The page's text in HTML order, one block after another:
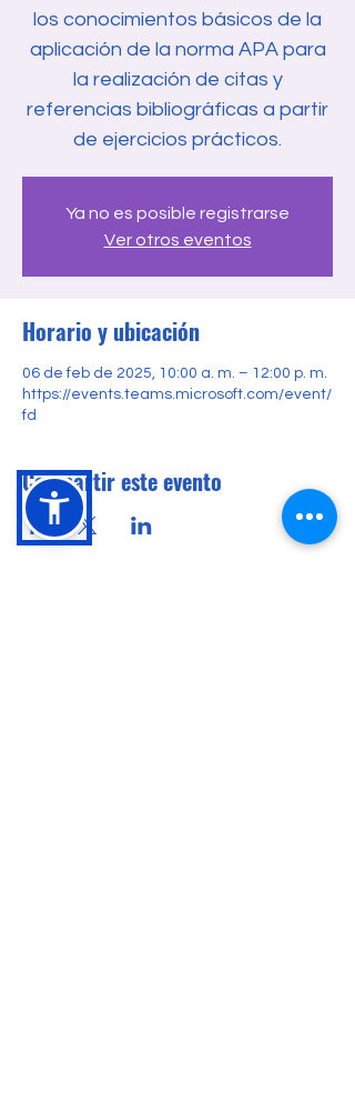
los conocimientos básicos de la
aplicación de la norma APA para
la realización de citas y
referencias bibliográficas a partir
de ejercicios prácticos.
Ya no es posible registrarse
Ver otros eventos
Horario y ubicación
06 de feb de 2025, 10:00 a. m. – 12:00 p. m.
https://events.teams.microsoft.com/event/
fd
Compartir este evento